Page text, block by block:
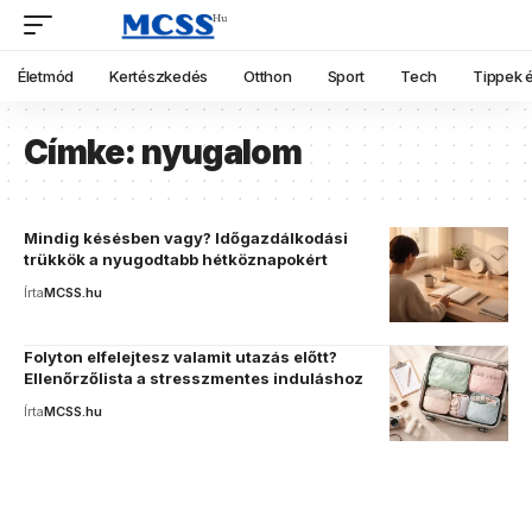
Életmód Kertészkedés Otthon Sport Tech Tippek
Címke: nyugalom
Mindig késésben vagy? Időgazdálkodási
trükkök a nyugodtabb hétköznapokért
ÍrtaMCSS.hu
Folyton elfelejtesz valamit utazás előtt?
Ellenőrzőlista a stresszmentes induláshoz
ÍrtaMCSS.hu